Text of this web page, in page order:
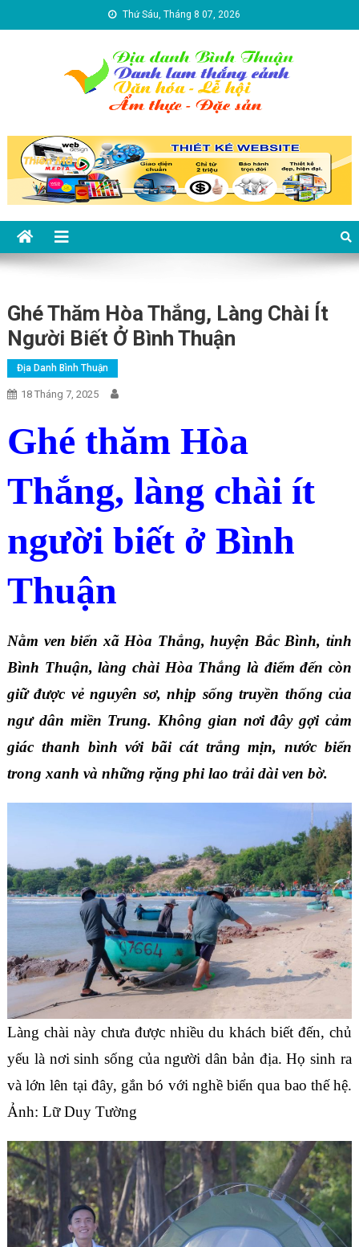
Thứ Sáu, Tháng 8 07, 2026
Địa danh Bình Thuận – Du lịch
Bình Thuận
Ghé Thăm Hòa Thắng, Làng Chài Ít
Người Biết Ở Bình Thuận
Địa Danh Bình Thuận
18 Tháng 7, 2025
Ghé thăm Hòa
Thắng, làng chài ít
người biết ở Bình
Thuận
Nằm ven biển xã Hòa Thắng, huyện Bắc Bình, tỉnh
Bình Thuận, làng chài Hòa Thắng là điểm đến còn
giữ được vẻ nguyên sơ, nhịp sống truyền thống của
ngư dân miền Trung. Không gian nơi đây gợi cảm
giác thanh bình với bãi cát trắng mịn, nước biển
trong xanh và những rặng phi lao trải dài ven bờ.
Làng chài này chưa được nhiều du khách biết đến, chủ
yếu là nơi sinh sống của người dân bản địa. Họ sinh ra
và lớn lên tại đây, gắn bó với nghề biển qua bao thế hệ.
Ảnh: Lữ Duy Tường